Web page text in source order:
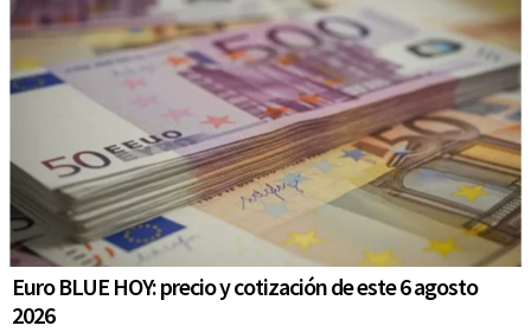
Euro BLUE HOY: precio y cotización de este 6 agosto
2026